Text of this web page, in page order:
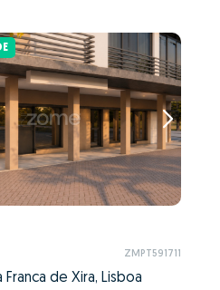
ZMPT591711
Franca de Xira, Lisboa